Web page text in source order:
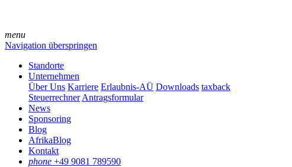
menu
Navigation überspringen
Standorte
Unternehmen
Über Uns Karriere Erlaubnis-AÜ Downloads taxback
Steuerrechner Antragsformular
News
Sponsoring
Blog
AfrikaBlog
Kontakt
phone +49 9081 789590